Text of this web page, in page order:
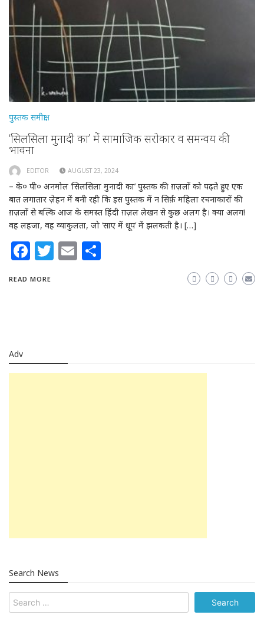
पुस्तक समीक्षा
‘सिलसिला मुनादी का’ में सामाजिक सरोकार व समन्वय की
भावना
EDITOR AUGUST 23, 2024
– के० पी० अनमोल ‘सिलसिला मुनादी का’ पुस्तक की ग़ज़लों को पढ़ते हुए एक
बात लगातार ज़ेहन में बनी रही कि इस पुस्तक में न सिर्फ़ महिला रचनाकारों की
ग़ज़लों से बल्कि आज के समस्त हिंदी ग़ज़ल लेखन से कुछ अलग है। क्या अलग!
वह लहजा, वह व्याकुलता, जो ‘साए में धूप’ में झलकती है। […]
Facebook
Twitter
Email
READ MORE
Adv
Search News